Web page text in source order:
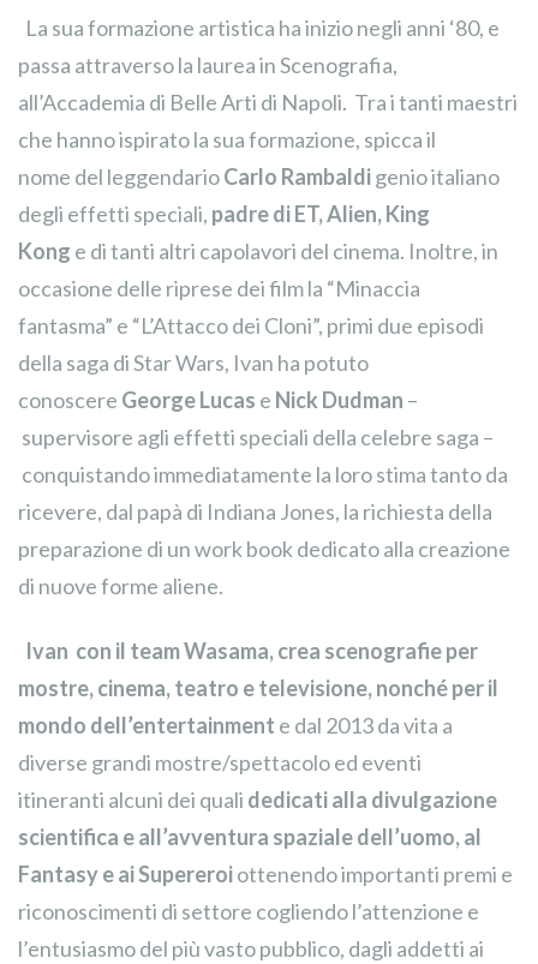
La sua formazione artistica ha inizio negli anni ‘80, e
passa attraverso la laurea in Scenografia,
all’Accademia di Belle Arti di Napoli. Tra i tanti maestri
che hanno ispirato la sua formazione, spicca il
nome del leggendarioCarlo Rambaldigenio italiano
degli effetti speciali, padre di ET, Alien, King
Kong e di tanti altri capolavori del cinema. Inoltre, in
occasione delle riprese dei film la “Minaccia
fantasma” e “L’Attacco dei Cloni”, primi due episodi
della saga di Star Wars, Ivan ha potuto
conoscere George Lucas e Nick Dudman –
supervisore agli effetti speciali della celebre saga –
conquistando immediatamente la loro stima tanto da
ricevere, dal papà di Indiana Jones, la richiesta della
preparazione di un work book dedicato alla creazione
di nuove forme aliene.
Ivan con il team Wasama, crea scenografie per
mostre, cinema, teatro e televisione, nonché per il
mondo dell’entertainment e dal 2013 da vita a
diverse grandi mostre/spettacolo ed eventi
itineranti alcuni dei quali dedicati alla divulgazione
scientifica e all’avventura spaziale dell’uomo, al
Fantasy e ai Supereroiottenendo importanti premi e
riconoscimenti di settore cogliendo l’attenzione e
l’entusiasmo del più vasto pubblico, dagli addetti ai